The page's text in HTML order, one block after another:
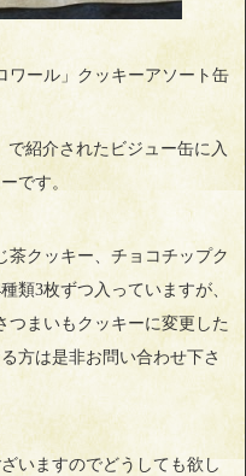
ワール」クッキーアソート缶
紹介されたビジュー缶に入
です。
茶クッキー、チョコチップク
類3枚ずつ入っていますが、
つまいもクッキーに変更した
方は是非お問い合わせ下さ
いますのでどうしても欲し